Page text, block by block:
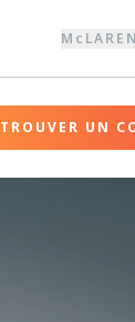
TROUVER UN